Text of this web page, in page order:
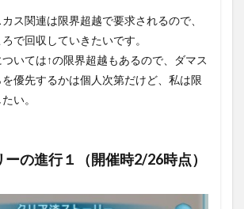
ス関連は限界超越で要求されるので、
で回収していきたいです。
いては↑の限界超越もあるので、ダマス
優先するかは個人次第だけど、私は限
い。
ーの進行１（開催時2/26時点）